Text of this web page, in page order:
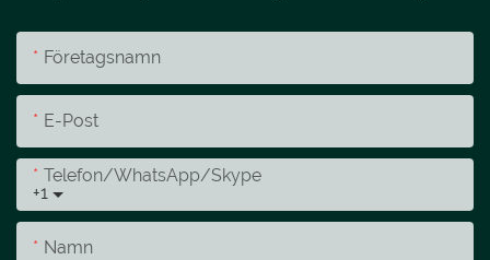
Företagsnamn
E-Post
+1
Telefon/whatsApp/skype
Namn